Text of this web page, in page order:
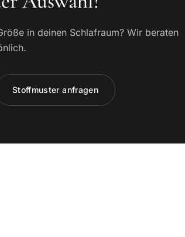
in deinen Schlafraum? Wir beraten
Stoffmuster anfragen